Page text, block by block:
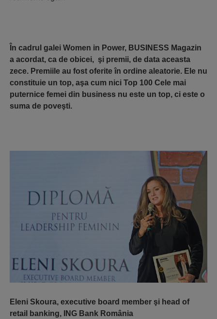
În cadrul galei Women in Power, BUSINESS Magazin
a acordat, ca de obicei, şi premii, de data aceasta
zece. Premiile au fost oferite în ordine aleatorie. Ele nu
constituie un top, aşa cum nici Top 100 Cele mai
puternice femei din business nu este un top, ci este o
suma de poveşti.
Eleni Skoura, executive board member şi head of
retail banking, ING Bank România